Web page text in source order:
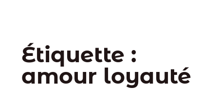
Étiquette :
amour loyauté